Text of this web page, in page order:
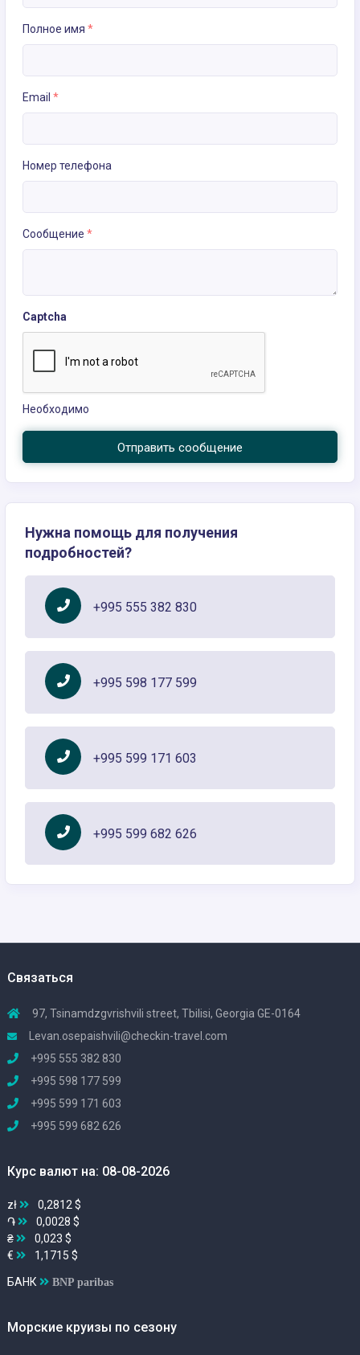
Полное имя *
Email *
Номер телефона
Сообщение *
Captcha
Необходимо
Отправить сообщение
Нужна помощь для получения
подробностей?
+995 555 382 830
+995 598 177 599
+995 599 171 603
+995 599 682 626
Связаться
97, Tsinamdzgvrishvili street, Tbilisi, Georgia GE-0164
Levan.osepaishvili@checkin-travel.com
+995 555 382 830
+995 598 177 599
+995 599 171 603
+995 599 682 626
Курс валют на: 08-08-2026
zł
0,2812 $
֏
0,0028 $
₴
0,023 $
€
1,1715 $
БАНК BNP paribas
Морские круизы по сезону